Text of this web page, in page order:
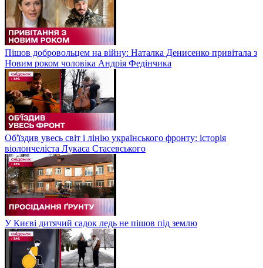
Пішов добровольцем на війну: Наталка Денисенко привітала з
Новим роком чоловіка Андрія Федінчика
Об'їздив увесь світ і лінію українського фронту: історія
віолончеліста Лукаса Стасевського
У Києві дитячий садок ледь не пішов під землю